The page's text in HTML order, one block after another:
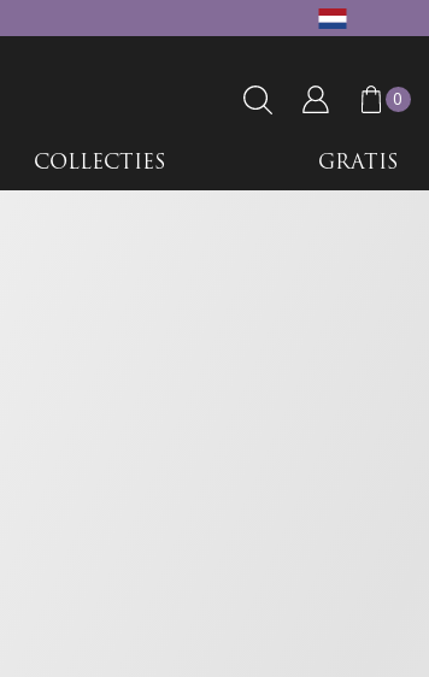
0
COLLECTIES GRATIS